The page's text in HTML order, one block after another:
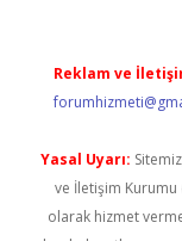
Reklam ve
Yasal Uyarı:
ve İletişim Kurumu
olarak hizmet